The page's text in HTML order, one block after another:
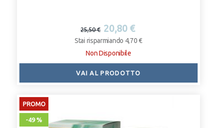
25,50 € 20,80 €
Stai risparmiando 4,70 €
Non Disponibile
VAI AL PRODOTTO
PROMO
-49 %